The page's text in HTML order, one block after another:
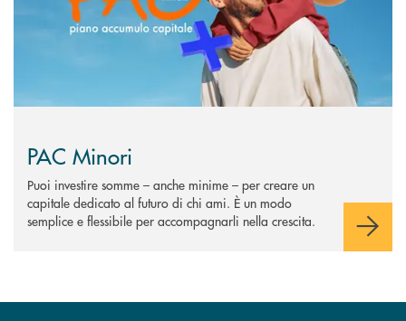
PAC Minori
Puoi investire somme – anche minime – per creare un
capitale dedicato al futuro di chi ami. È un modo
semplice e flessibile per accompagnarli nella crescita.